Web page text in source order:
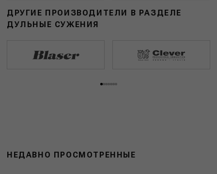
ДРУГИЕ ПРОИЗВОДИТЕЛИ В РАЗДЕЛЕ
ДУЛЬНЫЕ СУЖЕНИЯ
НЕДАВНО ПРОСМОТРЕННЫЕ